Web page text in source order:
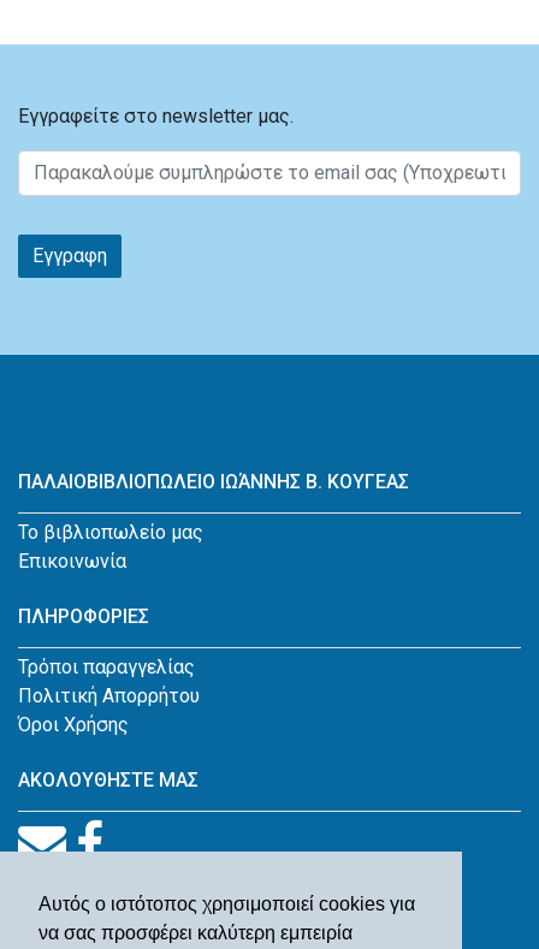
Αυτός ο ιστότοπος χρησιμοποιεί cookies για
να σας προσφέρει καλύτερη εμπειρία
Εγγραφείτε στο newsletter μας.
Εγγραφη
ΠΑΛΑΙΟΒΙΒΛΙΟΠΩΛΕΙΟ ΙΩΆΝΝΗΣ Β. ΚΟΥΓΕΑΣ
Το βιβλιοπωλείο μας
Επικοινωνία
ΠΛΗΡΟΦΟΡΙΕΣ
Τρόποι παραγγελίας
Πολιτική Απορρήτου
Όροι Χρήσης
ΑΚΟΛΟΥΘΗΣΤΕ ΜΑΣ